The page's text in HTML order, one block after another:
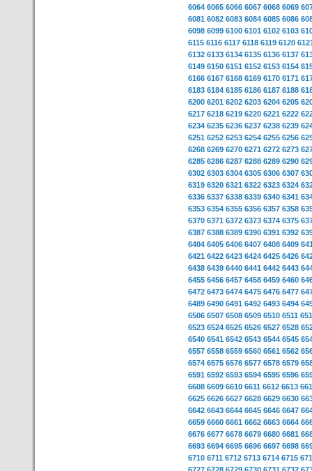
6064 6065 6066 6067 6068 6069
6081 6082 6083 6084 6085 6086
6098 6099 6100 6101 6102 6103
6115 6116 6117 6118 6119 6120
6132 6133 6134 6135 6136 6137
6149 6150 6151 6152 6153 6154
6166 6167 6168 6169 6170 6171
6183 6184 6185 6186 6187 6188
6200 6201 6202 6203 6204 6205
6217 6218 6219 6220 6221 6222
6234 6235 6236 6237 6238 6239
6251 6252 6253 6254 6255 6256
6268 6269 6270 6271 6272 6273
6285 6286 6287 6288 6289 6290
6302 6303 6304 6305 6306 6307
6319 6320 6321 6322 6323 6324
6336 6337 6338 6339 6340 6341
6353 6354 6355 6356 6357 6358
6370 6371 6372 6373 6374 6375
6387 6388 6389 6390 6391 6392
6404 6405 6406 6407 6408 6409
6421 6422 6423 6424 6425 6426
6438 6439 6440 6441 6442 6443
6455 6456 6457 6458 6459 6460
6472 6473 6474 6475 6476 6477
6489 6490 6491 6492 6493 6494
6506 6507 6508 6509 6510 6511
6523 6524 6525 6526 6527 6528
6540 6541 6542 6543 6544 6545
6557 6558 6559 6560 6561 6562
6574 6575 6576 6577 6578 6579
6591 6592 6593 6594 6595 6596
6608 6609 6610 6611 6612 6613
6625 6626 6627 6628 6629 6630
6642 6643 6644 6645 6646 6647
6659 6660 6661 6662 6663 6664
6676 6677 6678 6679 6680 6681
6693 6694 6695 6696 6697 6698
6710 6711 6712 6713 6714 6715